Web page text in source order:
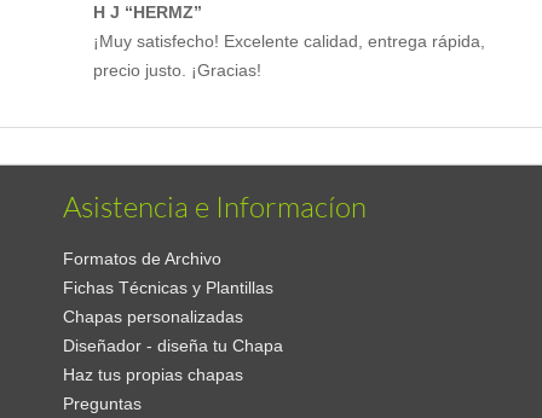
H J “HERMZ”
¡Muy satisfecho! Excelente calidad, entrega rápida,
precio justo. ¡Gracias!
Asistencia e Informacíon
Formatos de Archivo
Fichas Técnicas y Plantillas
Chapas personalizadas
Diseñador - diseña tu Chapa
Haz tus propias chapas
Preguntas